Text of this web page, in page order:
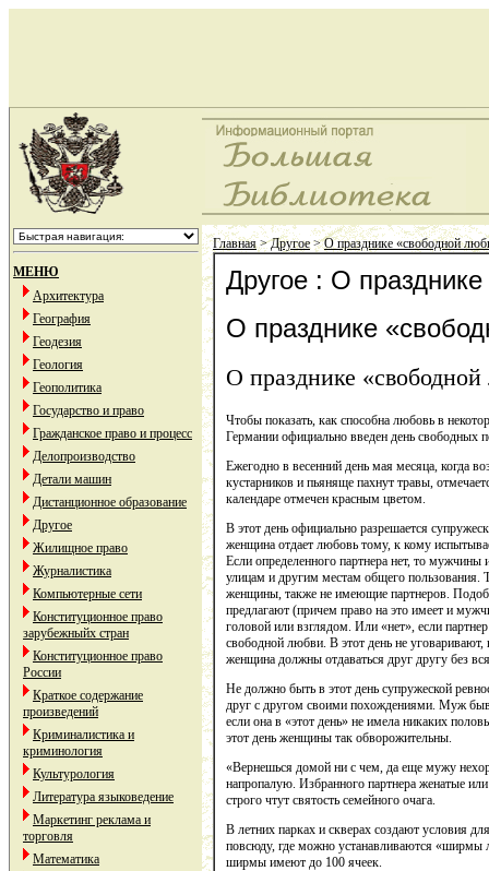
МЕНЮ
Архитектура
География
Геодезия
Геология
Геополитика
Государство и право
Гражданское право и процесс
Делопроизводство
Детали машин
Дистанционное образование
Другое
Жилищное право
Журналистика
Компьютерные сети
Конституционное право
зарубежныйх стран
Конституционное право
России
Краткое содержание
произведений
Криминалистика и
криминология
Культурология
Литература языковедение
Маркетинг реклама и
торговля
Математика
Главная>Другое>О празднике «свободной
Другое : О
О празднике
О празднике
Чтобы показать, как способна любовь в
Германии официально введен день
Ежегодно в весенний день мая месяца, когда
кустарников и пьяняще пахнут травы,
календаре отмечен красным цветом.
В этот день официально разрешается
женщина отдает любовь тому, к кому
Если определенного партнера нет, то
улицам и другим местам общего
женщины, также не имеющие партнеров.
предлагают (причем право на это имеет и
головой или взглядом. Или «нет», если
свободной любви. В этот день не
женщина должны отдаваться друг другу без
Не должно быть в этот день супружеской
друг с другом своими похождениями. Муж
если она в «этот день» не имела никаких
этот день женщины так обворожительны.
«Вернешься домой ни с чем, да еще мужу
напропалую. Избранного партнера женатые
строго чтут святость семейного очага.
В летних парках и скверах создают условия
повсюду, где можно устанавливаются «ширмы
ширмы имеют до 100 ячеек.